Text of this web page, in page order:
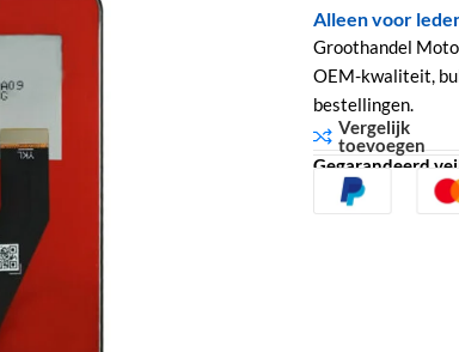
Alleen voor
Groothandel
OEM-kwaliteit,
bestellingen.
Vergelijk
toevoegen
Gegarandeerd